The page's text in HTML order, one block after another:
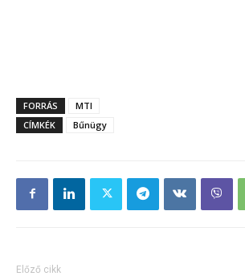
FORRÁS
MTI
CÍMKÉK
Bűnügy
Előző cikk